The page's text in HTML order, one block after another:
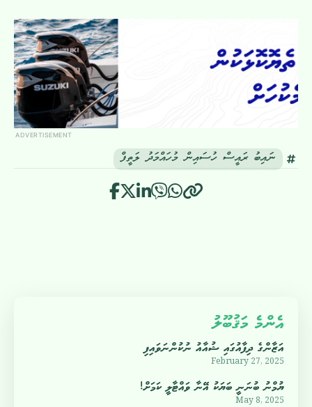
ADVERTISEMENT
ނައިބު ރައީސް ހުސައިން މުހައްމަދު ލަތީފް
އެންމެ މަޤުބޫލު
އަޒާންގެ ދިފާއުގައި ޝުއާއު ނުކުންނަވައިފި
February 27, 2025
ޔުމްނު ބުނަނީ ބަޔަކު އޭނާ ވައްޓާލީ ކަމަށް!
May 8, 2025